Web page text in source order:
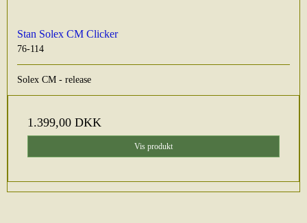
Stan Solex CM Clicker
76-114
Solex CM - release
1.399,00 DKK
Vis produkt